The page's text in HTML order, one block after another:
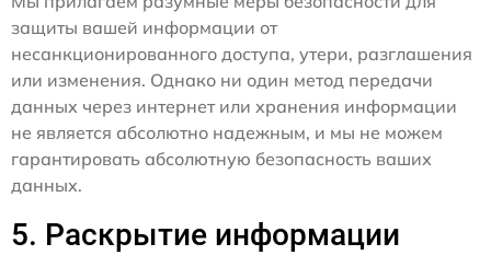
защиты вашей информации от
несанкционированного доступа, утери, разглашения
или изменения. Однако ни один метод передачи
данных через интернет или хранения информации
не является абсолютно надежным, и мы не можем
гарантировать абсолютную безопасность ваших
данных.
5. Раскрытие информации